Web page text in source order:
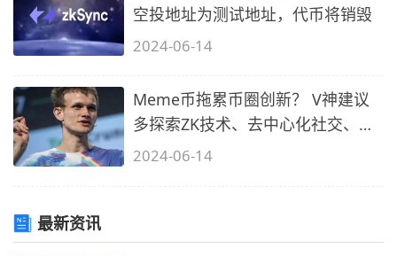
空投地址为测试地址，代币将销毁
2024-06-14
Meme币拖累币圈创新？ V神建议
多探索ZK技术、去中心化社交、预
测市场等
2024-06-14
最新资讯